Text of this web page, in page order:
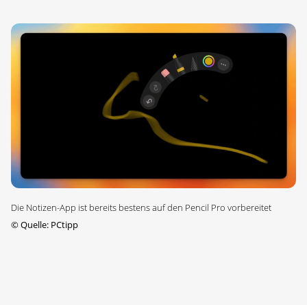
Die Notizen-App ist bereits bestens auf den Pencil Pro vorbereitet
©Quelle: PCtipp